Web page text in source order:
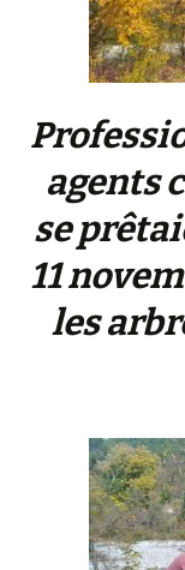
agents
se
11
les